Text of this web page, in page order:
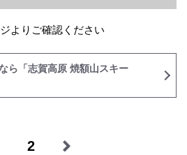
よりご確認ください
ら「志賀高原 焼額山スキー
2